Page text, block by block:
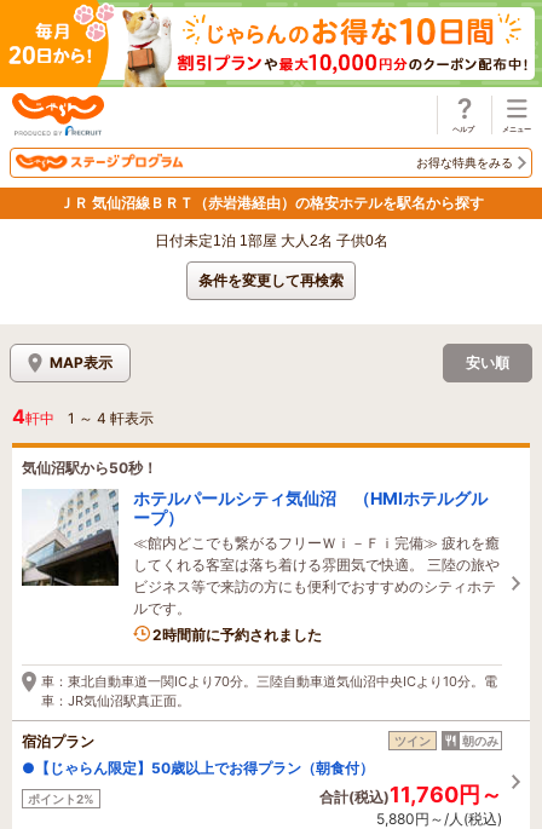
お得な特典をみる
ＪＲ 気仙沼線ＢＲＴ（赤岩港経由）の格安ホテルを駅名から探す
日付未定1泊 1部屋 大人2名 子供0名
条件を変更して再検索
MAP表示 安い順
4軒中 1 ～ 4 軒表示
気仙沼駅から50秒！
ホテルパールシティ気仙沼 （HMIホテルグル
ープ）
≪館内どこでも繋がるフリーＷｉ－Ｆｉ完備≫ 疲れを癒
してくれる客室は落ち着ける雰囲気で快適。 三陸の旅や
ビジネス等で来訪の方にも便利でおすすめのシティホテ
ルです。
2時間前に予約されました
車：東北自動車道一関ICより70分。三陸自動車道気仙沼中央ICより10分。電
車：JR気仙沼駅真正面。
宿泊プラン ツイン 朝のみ
●【じゃらん限定】50歳以上でお得プラン（朝食付）
ポイント2% 合計(税込)11,760円～
5,880円～/人(税込)